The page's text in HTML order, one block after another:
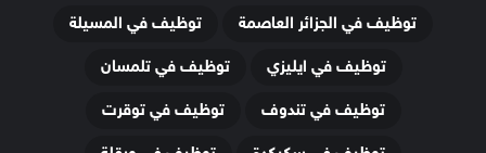
توظيف في الجزائر العاصمة
توظيف في المسيلة
توظيف في ايليزي
توظيف في تلمسان
توظيف في تندوف
توظيف في توقرت